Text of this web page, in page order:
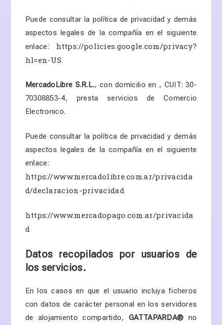
Puede consultar la política de privacidad y demás
aspectos legales de la compañía en el siguiente
enlace: https://policies.google.com/privacy?
hl=en-US
MercadoLibre S.R.L., con domicilio en , CUIT: 30-
70308853-4, presta servicios de Comercio
Electronico.
Puede consultar la política de privacidad y demás
aspectos legales de la compañía en el siguiente
enlace:
https://www.mercadolibre.com.ar/privacida
d/declaracion-privacidad
https://www.mercadopago.com.ar/privacida
d
Datos recopilados por usuarios de
los servicios.
En los casos en que el usuario incluya ficheros
con datos de carácter personal en los servidores
de alojamiento compartido,GATTAPARDA® no